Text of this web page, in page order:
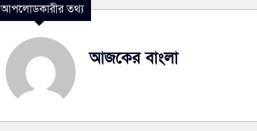
আপলোডকারীর তথ্য
আজকের বাংলা